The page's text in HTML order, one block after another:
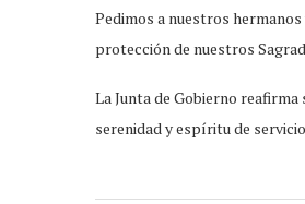
Pedimos a nuestros
protección de nuestros
La Junta de Gobierno
serenidad y espíritu de